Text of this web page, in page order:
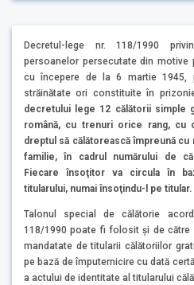
Decretul-lege nr. 118/1990
persoanelor persecutate din motive
cu începere de la 6 martie 1945,
străinătate ori constituite în
decretului lege 12 călătorii simple
română, cu trenuri orice rang, cu
dreptul să călătorească împreună
familie, în cadrul numărului de
Fiecare însoţitor va circula în
titularului, numai însoţindu-l pe titular.
Talonul special de călătorie
118/1990 poate fi folosit şi de
mandatate de titularii călătoriilor
pe bază de împuternicire cu dată
a actului de identitate al titularului